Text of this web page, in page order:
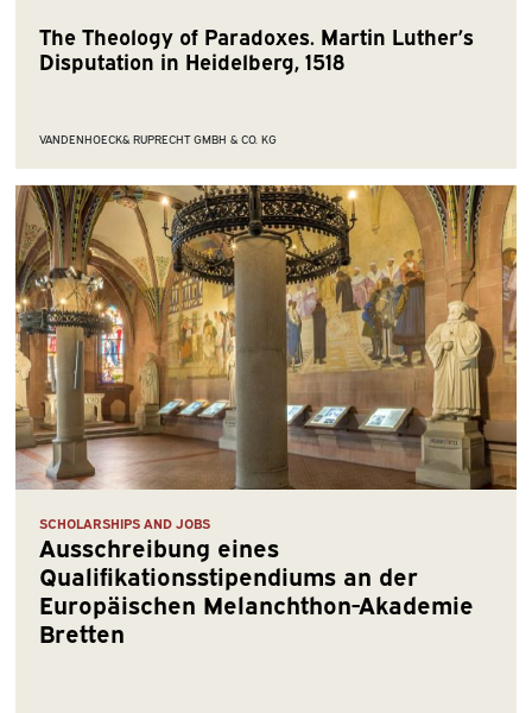
The Theology of Paradoxes. Martin Luther’s
Disputation in Heidelberg, 1518
VANDENHOECK& RUPRECHT GMBH & CO. KG
SCHOLARSHIPS AND JOBS
Ausschreibung eines
Qualifikationsstipendiums an der
Europäischen Melanchthon-Akademie
Bretten